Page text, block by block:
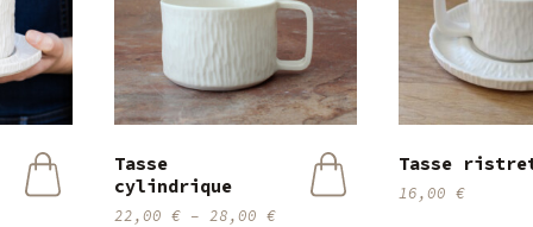
Tasse
cylindrique
22,00 €– 28,00 €
Tasse
16,00€